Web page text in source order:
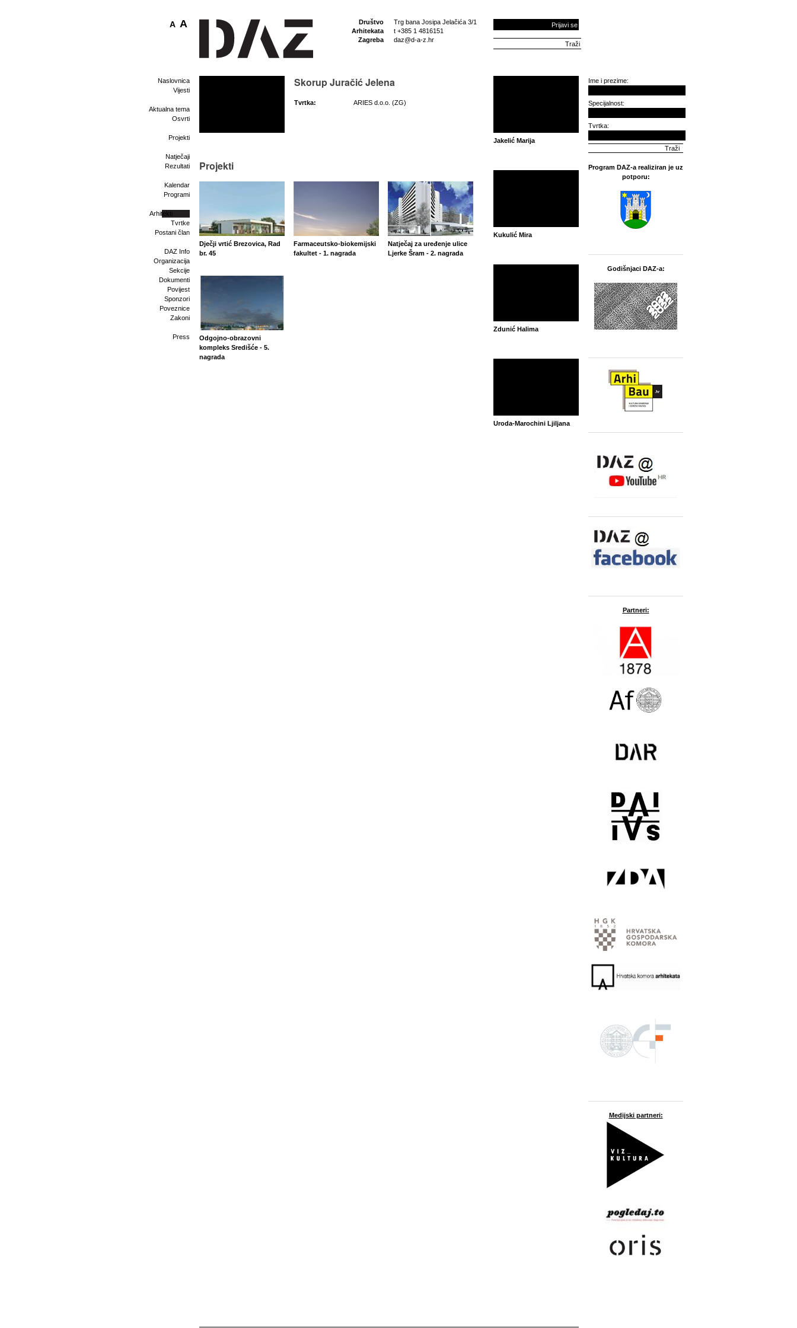
Društvo
Arhitekata
Zagreba
Trg bana Josipa Jelačića 3/1
t +385 1 4816151
daz@d-a-z.hr
Prijavi se
A A
Naslovnica
Vijesti
Aktualna tema
Osvrti
Projekti
Natječaji
Rezultati
Kalendar
Programi
Arhitekti
Tvrtke
Postani član
DAZ Info
Organizacija
Sekcije
Dokumenti
Povijest
Sponzori
Poveznice
Zakoni
Press
Skorup Juračić Jelena
Tvrtka: ARIES d.o.o. (ZG)
Projekti
Dječji vrtić Brezovica, Rad
br. 45
Farmaceutsko-biokemijski
fakultet - 1. nagrada
Natječaj za uređenje ulice
Ljerke Šram - 2. nagrada
Odgojno-obrazovni
kompleks Središće - 5.
nagrada
Jakelić Marija
Kukulić Mira
Zdunić Halima
Uroda-Marochini Ljiljana
Ime i prezime:
Specijalnost:
Tvrtka:
Program DAZ-a realiziran je uz
potporu:
Godišnjaci DAZ-a:
Partneri:
Medijski partneri: